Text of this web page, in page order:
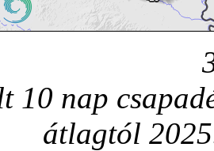
10 nap
átlagtól